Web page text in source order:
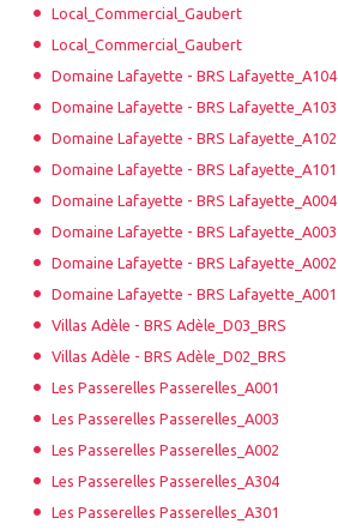
Local_Commercial_Gaubert
Local_Commercial_Gaubert
Domaine Lafayette - BRS Lafayette_A104
Domaine Lafayette - BRS Lafayette_A103
Domaine Lafayette - BRS Lafayette_A102
Domaine Lafayette - BRS Lafayette_A101
Domaine Lafayette - BRS Lafayette_A004
Domaine Lafayette - BRS Lafayette_A003
Domaine Lafayette - BRS Lafayette_A002
Domaine Lafayette - BRS Lafayette_A001
Villas Adèle - BRS Adèle_D03_BRS
Villas Adèle - BRS Adèle_D02_BRS
Les Passerelles Passerelles_A001
Les Passerelles Passerelles_A003
Les Passerelles Passerelles_A002
Les Passerelles Passerelles_A304
Les Passerelles Passerelles_A301